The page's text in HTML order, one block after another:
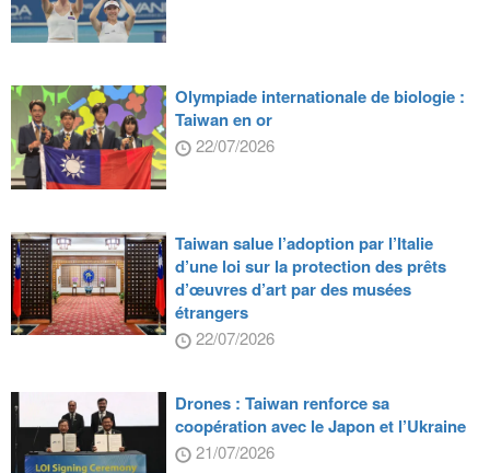
Olympiade internationale de biologie :
Taiwan en or
22/07/2026
Taiwan salue l’adoption par l’Italie
d’une loi sur la protection des prêts
d’œuvres d’art par des musées
étrangers
22/07/2026
Drones : Taiwan renforce sa
coopération avec le Japon et l’Ukraine
21/07/2026